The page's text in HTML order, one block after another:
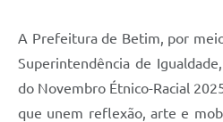
A Prefeitura de Betim, por
Superintendência de
do Novembro Étnico-Racial
que unem reflexão, arte e